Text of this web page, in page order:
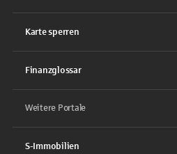
Karte sperren
Finanzglossar
Weitere Portale
S-Immobilien